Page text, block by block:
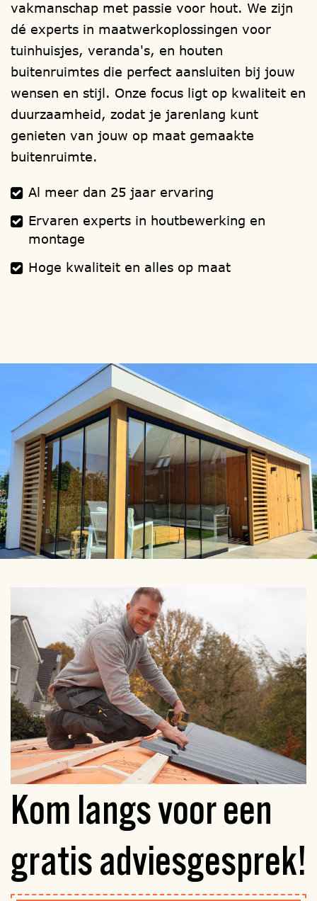
Verwijzingen:funderingen,houtsoorten
ramen,deuren,isolatie, dakbedekking
dakgoten,schilderwerk,montage
handleiding.
vakmanschap met passie voor hout. We zijn
dé experts in maatwerkoplossingen voor
tuinhuisjes, veranda's, en houten
buitenruimtes die perfect aansluiten bij jouw
wensen en stijl. Onze focus ligt op kwaliteit en
duurzaamheid, zodat je jarenlang kunt
genieten van jouw op maat gemaakte
buitenruimte.
Al meer dan 25 jaar ervaring
Ervaren experts in houtbewerking en
montage
Hoge kwaliteit en alles op maat
Kom langs voor een
gratisadviesgesprek!